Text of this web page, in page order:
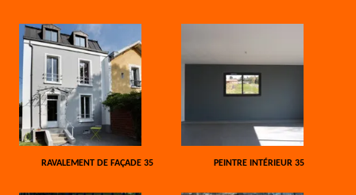
RAVALEMENT DE FAÇADE 35 PEINTRE INTÉRIEUR 35